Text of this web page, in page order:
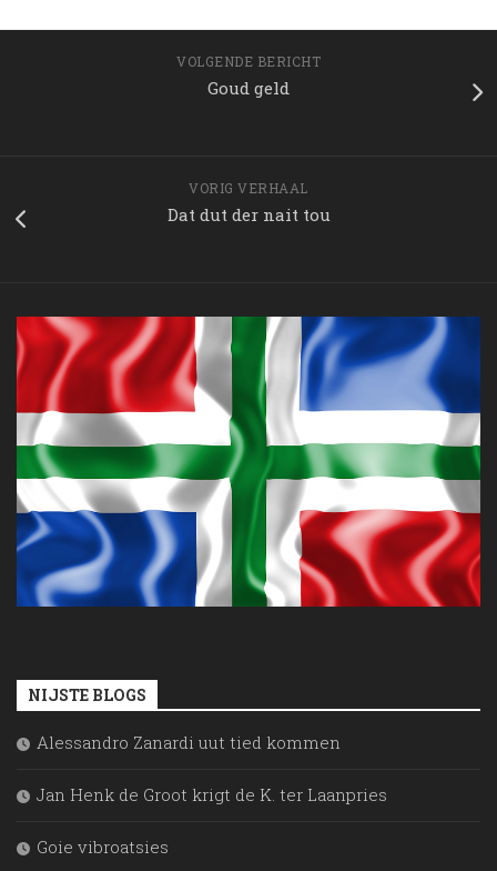
VOLGENDE BERICHT
Goud geld
VORIG VERHAAL
Dat dut der nait tou
NIJSTE BLOGS
Alessandro Zanardi uut tied kommen
Jan Henk de Groot krigt de K. ter Laanpries
Goie vibroatsies